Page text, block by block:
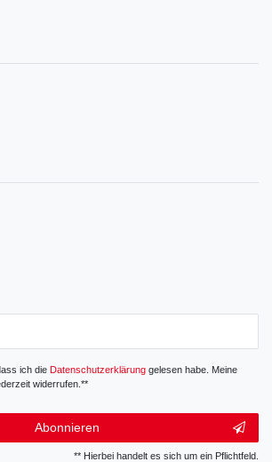
ich die Daten­schutz­erklärunggelesen habe. Meine
widerrufen.**
Abonnieren
** Hierbei handelt es sich um ein Pflichtfeld.